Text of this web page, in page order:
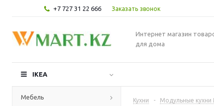
+7 727 31 22 666 Заказать звонок
Интернет магазин
для дома
IKEA
Мебель Кухни - Модульные